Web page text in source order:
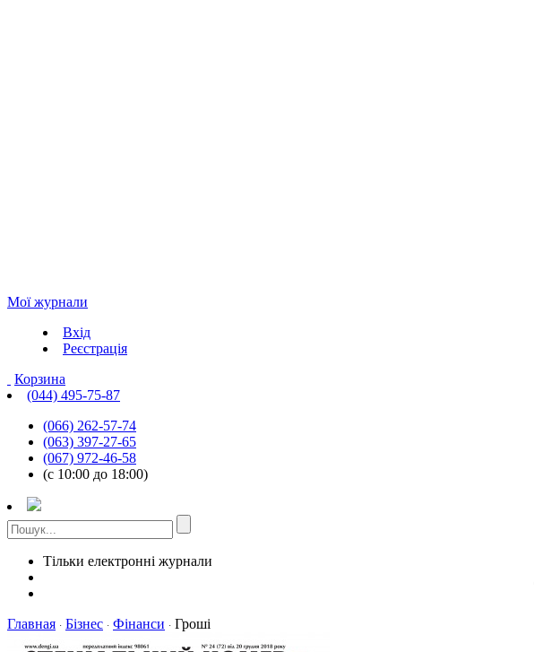
Мої журнали
Вхід
Реєстрація
Корзина
(044) 495-75-87
(066) 262-57-74
(063) 397-27-65
(067) 972-46-58
(с 10:00 до 18:00)
Тільки електронні журнали
Главная · Бізнес · Фінанси · Гроші